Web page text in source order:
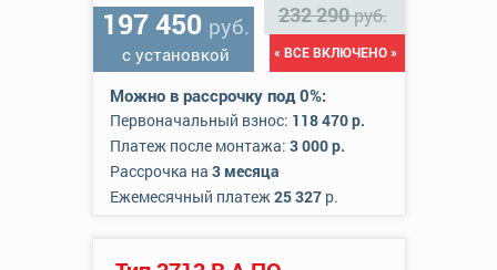
197 450 руб.
с установкой
232 290руб.
« ВСЕ ВКЛЮЧЕНО »
Можно в рассрочку под 0%:
Первоначальный взнос: 118 470 р.
Платеж после монтажа: 3 000 р.
Рассрочка на 3 месяца
Ежемесячный платеж25 327р.